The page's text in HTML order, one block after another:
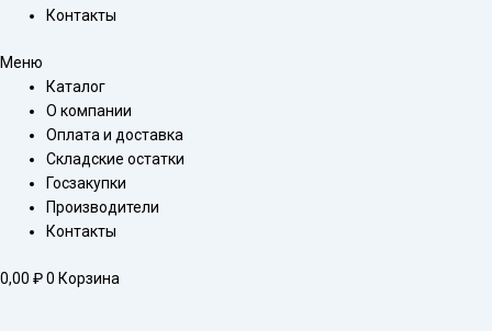
Контакты
Меню
Каталог
О компании
Оплата и доставка
Складские остатки
Госзакупки
Производители
Контакты
0,00 ₽0 Корзина